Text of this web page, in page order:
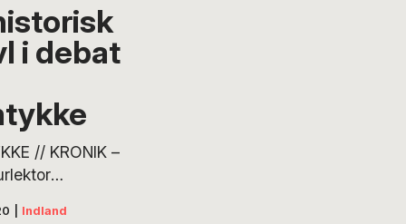
i debat
// KRONIK –
interviews,
Indland